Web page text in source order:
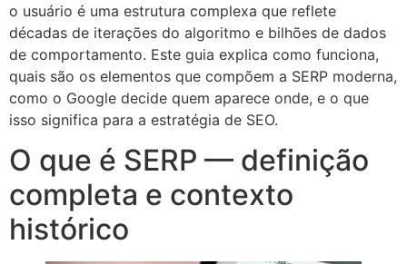
o usuário é uma estrutura complexa que reflete
décadas de iterações do algoritmo e bilhões de dados
de comportamento. Este guia explica como funciona,
quais são os elementos que compõem a SERP moderna,
como o Google decide quem aparece onde, e o que
isso significa para a estratégia de SEO.
O que é SERP — definição
completa e contexto
histórico